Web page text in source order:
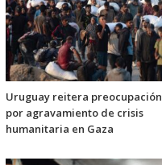
Uruguay reitera preocupación
por agravamiento de crisis
humanitaria en Gaza